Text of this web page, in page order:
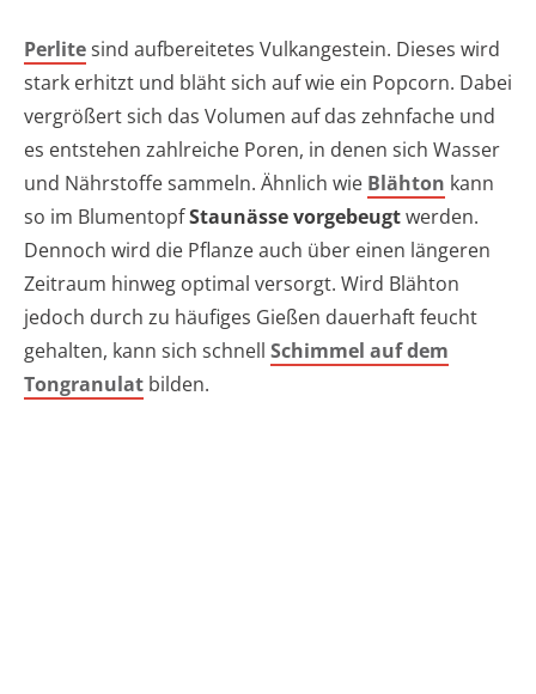
Perlitesind aufbereitetes Vulkangestein. Dieses wird
stark erhitzt und bläht sich auf wie ein Popcorn. Dabei
vergrößert sich das Volumen auf das zehnfache und
es entstehen zahlreiche Poren, in denen sich Wasser
und Nährstoffe sammeln. Ähnlich wie Blähton kann
so im BlumentopfStaunässe vorgebeugtwerden.
Dennoch wird die Pflanze auch über einen längeren
Zeitraum hinweg optimal versorgt. Wird Blähton
jedoch durch zu häufiges Gießen dauerhaft feucht
gehalten, kann sich schnell Schimmel auf dem
Tongranulat bilden.